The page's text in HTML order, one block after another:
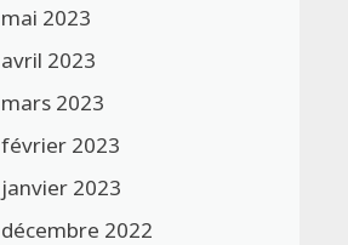
mai 2023
avril 2023
mars 2023
février 2023
janvier 2023
décembre 2022